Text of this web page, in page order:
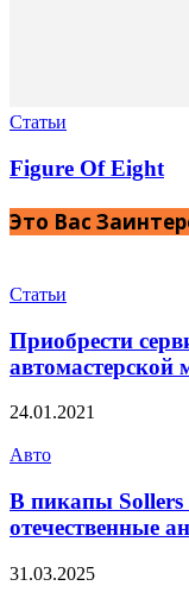
Статьи
Figure Of Eight
Это Вас
Статьи
Приобрести
автомастерской
24.01.2021
Авто
В пикапы Sollers
отечественные
31.03.2025